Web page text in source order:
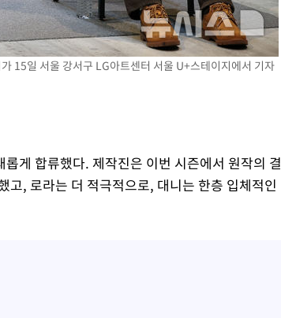
15일 서울 강서구 LG아트센터 서울 U+스테이지에서 기자
게 합류했다. 제작진은 이번 시즌에서 원작의 결
고, 로라는 더 적극적으로, 대니는 한층 입체적인